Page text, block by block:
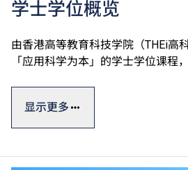
学士学位概览
由香港高等教育科技学院（THEi高
「应用科学为本」的学士学位课程
码科技及创新商业七大学术领域。
知识，透过应用科学为本的教学方
显示更多